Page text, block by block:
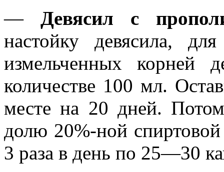
— Девясил с
настойку девясила,
измельченных корней
количестве 100 мл.
месте на 20 дней.
долю 20%-ной
3 раза в день по 25—30